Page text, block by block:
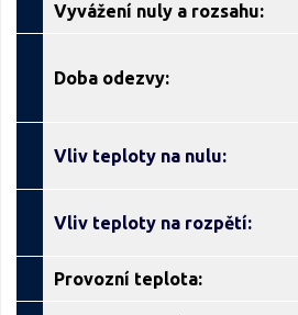
Vyvážení nuly a rozsahu:
Doba odezvy:
Vliv teploty na nulu:
Vliv teploty na rozpětí:
Provozní teplota: